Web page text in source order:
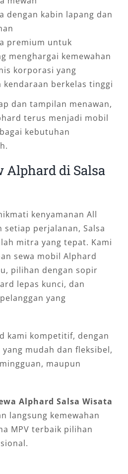
dengan kabin lapang dan
premium untuk
menghargai kemewahan
korporasi yang
kendaraan berkelas tinggi
dan tampilan menawan,
terus menjadi mobil
kebutuhan
Alphard di Salsa
kenyamanan All
setiap perjalanan, Salsa
mitra yang tepat. Kami
sewa mobil Alphard
pilihan dengan sopir
lepas kunci, dan
yang
kami kompetitif, dengan
mudah dan fleksibel,
maupun
Alphard Salsa Wisata
langsung kemewahan
MPV terbaik pilihan